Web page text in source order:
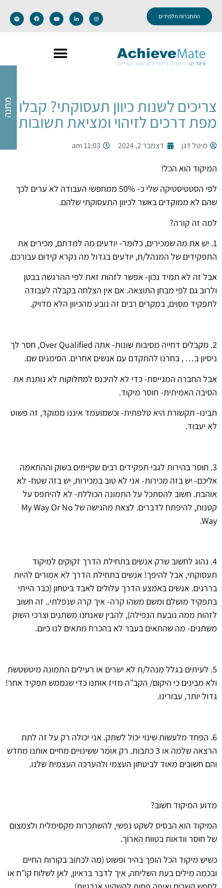
התחברות תלמידים
צריכים לשנות כיוון תעסוקתי? קבלו
מפת דרכים לזיהוי ומציאת תשובות
מיטל דגן דצמבר 2, 2024 11:03 am
המיקוד הוא הכל!
לפי הסטטיסטיקה שלי כ- 50% ממחפשי העבודה לא ערים לכך
שהם לא ממוקדים באשר לכיוון התעסוקתי שלהם.
למה זה קורה?
1. יש את מה שמכירים, כלומר- יודעים מה למדתם, מכירים את
התפקידים של המנהל/ת, יודעים בגדול מה נקרא קידום עבורכם.
אבל זה לא תמיד נכון- אפשר לזהות זאת לפי ההרגשה בבטן
ולרוב גם לפי מבחן התוצאה. אם אין הצלחה בקבלה לעבודה
לתפקיד מסוים, במקרים רבים זה נובע מהכיוון הלא מדויק.
2. מקבלים דחייה מסיבות שונות- אתה Over Qualified, חסר לך
ניסיון ב… , בחרנו להתקדם עם אנשים אחרים. הסימנים שם.
אבל החברה המגייסת- כדי לא להיכנס למחלוקות לא נותנת את
הסיבה האמיתית- חוסר מיקוד.
תבינו- תקשורת היא טלפתית- וכשמועמד איננו ממוקד, זה פשוט
לא יעבוד.
3. חוסר בהירות לגבי תפקידים רבים שקיימים בשוק וההתאמה
אליכם- יש בזה מכירות- אני לא טוב במכירות, יש בזה שטח- לא
אוהבת. חשוב להסתכל על התמונה הכוללת- לא להיתפס על
קטנות, להיפתח לדברים. לצאת מהגישה של My Way Or No
Way.
4. נהוג לחשוב שרק אנשים בתחילת הדרך זקוקים למיקוד
תעסוקתי, אבל להיפך! אנשים בתחילת הדרך לא אמורים להיות
בררנים. אנשים באמצע הדרך עלולים לאבד ביטחון (כבר הייתי
בתפקיד מושלם ומשם משהו קרה- איך קרה שנפלתי.. זה חשוב
לזהות ממה נובעת הנפילה), להבין שאנחנו משתנים וצרכי השוק
משתנים- מה שהתאים בעבר לא בהכרח מתאים לנו כיום.
5. לעיתים בגלל מנהל/ת לא ישרים או רעילים התמונה מיטשטשת
ולא מבינים כי היקום/ הקב”ה מזיז אותנו כדי שנממש תפקיד אחר!
גדול יותר, עבורינו.
6. הפחד מלעשות שינוי יכול לשתק. אני יכולה רק על זה לתת
הרצאה שלמה או 3 כתבות. רק אומר ששינויים מחיים אותנו מחדש
והם חשובים מאוד לביטחון העצמי ולהערכה העצמית שלנו.
מדוע המיקוד חשוב?
המיקוד הוא הבסיס לשקט נפשי, להשתכרות מקסימלית ולצמצום
של חוסר וודאות בטווח הארוך.
כשיש מיקוד הכל הופך בהיר ופשוט (מה לכתוב בקורות החיים
ובכמה מילים בעת השליחה, איך לדבר בראיון, לאן לשלוח קו”ח או
מתנה